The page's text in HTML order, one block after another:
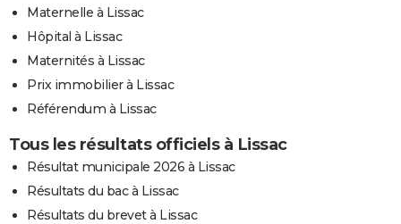
Maternelle à Lissac
Hôpital à Lissac
Maternités à Lissac
Prix immobilier à Lissac
Référendum à Lissac
Tous les résultats officiels à Lissac
Résultat municipale 2026 à Lissac
Résultats du bac à Lissac
Résultats du brevet à Lissac